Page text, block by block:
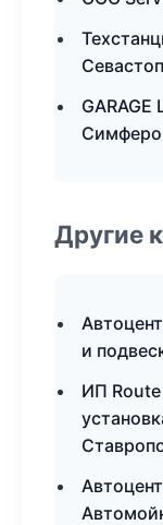
Другие
и
ИП